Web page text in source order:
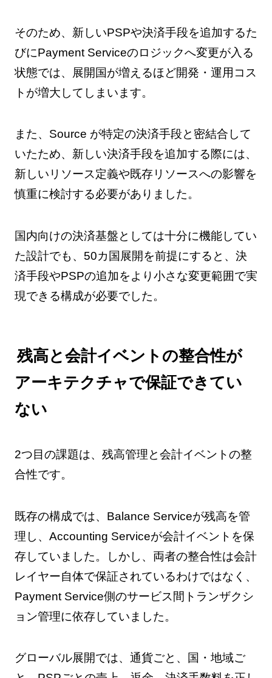
そのため、新しいPSPや決済手段を追加するた
びにPayment Serviceのロジックへ変更が入る
状態では、展開国が増えるほど開発・運用コス
トが増大してしまいます。
また、Source が特定の決済手段と密結合して
いたため、新しい決済手段を追加する際には、
新しいリソース定義や既存リソースへの影響を
慎重に検討する必要がありました。
国内向けの決済基盤としては十分に機能してい
た設計でも、50カ国展開を前提にすると、決
済手段やPSPの追加をより小さな変更範囲で実
現できる構成が必要でした。
残高と会計イベントの整合性が
アーキテクチャで保証できてい
ない
2つ目の課題は、残高管理と会計イベントの整
合性です。
既存の構成では、Balance Serviceが残高を管
理し、Accounting Serviceが会計イベントを保
存していました。しかし、両者の整合性は会計
レイヤー自体で保証されているわけではなく、
Payment Service側のサービス間トランザクシ
ョン管理に依存していました。
グローバル展開では、通貨ごと、国・地域ご